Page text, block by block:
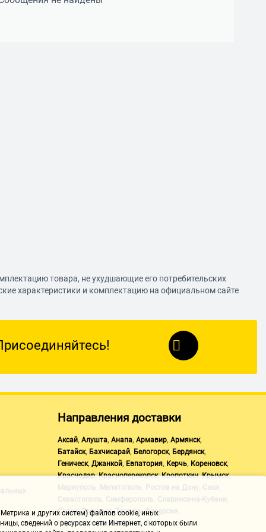
товара, не ухудшающие его потребительских
характеристики и комплектацию на официальном сайте
Направления доставки
Аксай, Алушта, Анапа, Армавир, Армянск,
Батайск, Бахчисарай, Белогорск, Бердянск,
Геническ, Джанкой, Евпатория, Керчь, Кореновск,
Краснодар,Красноперекопск,Кропоткин,Крымск,
Мариуполь Мелитополь Ростов на Дону Саки
Севастополь Симферополь Славянск-на-Кубани
Судак,Таганрог,Темрюк,Феодосия
Черноморское ,Щелкино,Ялта
и других систем) файлов cookie, иных
сведений о ресурсах сети Интернет, с которых были